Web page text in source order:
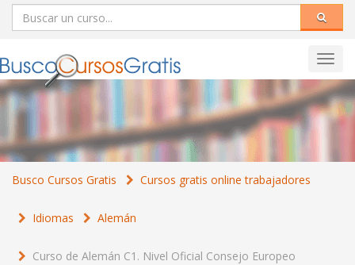
Busco Cursos Gratis Cursos gratis online trabajadores
Idiomas Alemán
Curso de Alemán C1. Nivel Oficial Consejo Europeo